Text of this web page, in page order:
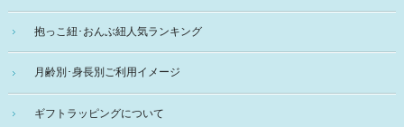
抱っこ紐･おんぶ紐人気ランキング
月齢別･身長別ご利用イメージ
ギフトラッピングについて